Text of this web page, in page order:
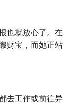
也就放心了。在
财宝，而她正站
去工作或前往异